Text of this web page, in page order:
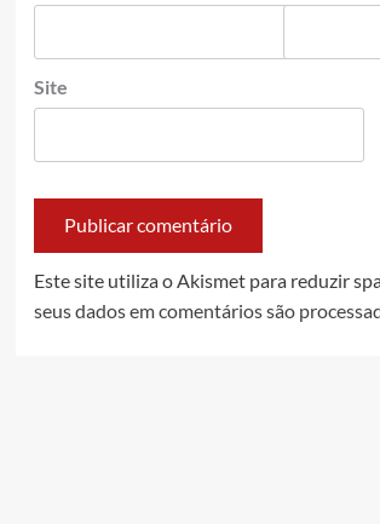
Site
Este site utiliza o Akismet para reduzir
seus dados em comentários são